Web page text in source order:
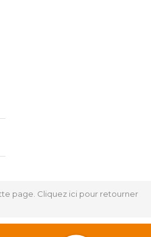
page. Cliquez ici pour retourner